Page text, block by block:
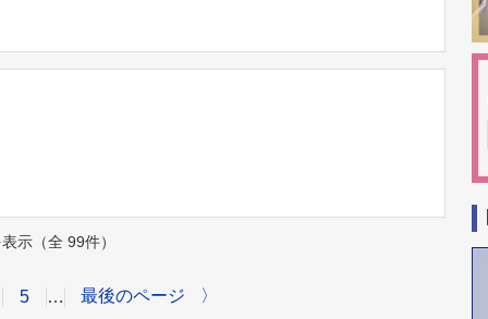
示（全 99件）
5 … 最後のページ 〉